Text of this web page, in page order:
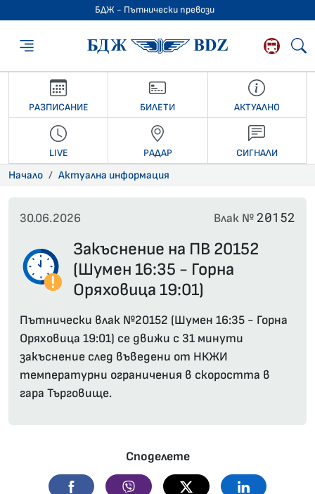
БДЖ - Пътнически превози
БДЖ -
РАЗПИСАНИЕ БИЛЕТИ АКТУАЛНО
LIVE РАДАР СИГНАЛИ
Начало Актуална информация
30.06.2026 Влак №20152
Закъснение на ПВ 20152
(Шумен 16:35 - Горна
Оряховица 19:01)
Пътнически влак №20152 (Шумен 16:35 - Горна
Оряховица 19:01) се движи с 31 минути
закъснение след въведени от НКЖИ
температурни ограничения в скоростта в
гара Търговище.
Споделете
Facebook Viber Twitter Linkedin